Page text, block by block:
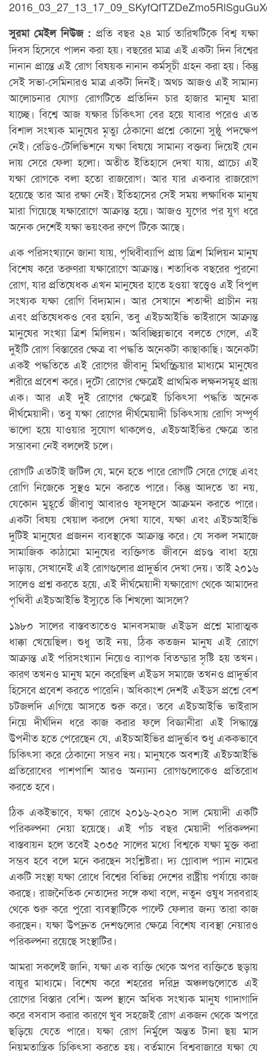
সুরমা মেইল নিউজ : প্রতি বছর ২৪ মার্চ তারিখটিকে বিশ্ব যক্ষা
দিবস হিসেবে পালন করা হয়। বছরের মাত্র এই একটা দিন বিশ্বের
নানান প্রান্তে এই রোগ বিষয়ক নানান কর্মসূচী গ্রহন করা হয়। কিন্তু
সেই সভা-সেমিনারও মাত্র একটা দিনই। অথচ আজও এই সামান্য
আলোচনার যোগ্য রোগটিতে প্রতিদিন চার হাজার মানুষ মারা
যাচ্ছে। বিশ্বে আজ যক্ষার চিকিৎসা বের হয়ে যাবার পরেও এত
বিশাল সংখ্যক মানুষের মৃত্যু ঠেকানো প্রশ্নে কোনো সুষ্ঠু পদক্ষেপ
নেই। রেডিও-টেলিভিশনে যক্ষা বিষয়ে সামান্য বক্তব্য দিয়েই যেন
দায় সেরে ফেলা হলো। অতীত ইতিহাসে দেখা যায়, প্রাচ্যে এই
যক্ষা রোগকে বলা হতো রাজরোগ। আর যার একবার রাজরোগ
হয়েছে তার আর রক্ষা নেই। ইতিহাসের সেই সময় লক্ষাধিক মানুষ
মারা গিয়েছে যক্ষারোগে আক্রান্ত হয়ে। আজও যুগের পর যুগ ধরে
অনেক দেশেই যক্ষা ভয়ংকর রুপে টিকে আছে।
এক পরিসংখ্যানে জানা যায়, পৃথিবীব্যাপি প্রায় ত্রিশ মিলিয়ন মানুষ
বিশেষ করে তরুণরা যক্ষারোগে আক্রান্ত। শতাধিক বছরের পুরনো
রোগ, যার প্রতিষেধক এখন মানুষের হাতে হওয়া স্বত্ত্বেও এই বিপুল
সংখ্যক যক্ষা রোগি বিদ্যমান। আর সেখানে শতাব্দী প্রাচীন নয়
এবং প্রতিষেধকও বের হয়নি, তবু এইচআইভি ভাইরাসে আক্রান্ত
মানুষের সংখ্যা ত্রিশ মিলিয়ন। অবিচ্ছিন্নভাবে বলতে গেলে, এই
দুইটি রোগ বিস্তারের ক্ষেত্র বা পদ্ধতি অনেকটা কাছাকাছি। অনেকটা
একই পদ্ধতিতে এই রোগের জীবানু মিথস্ক্রিয়ার মাধ্যমে মানুষের
শরীরে প্রবেশ করে। দুটো রোগের ক্ষেত্রেই প্রাথমিক লক্ষনসমূহ প্রায়
এক। আর এই দুই রোগের ক্ষেত্রেই চিকিৎসা পদ্ধতি অনেক
দীর্ঘমেয়াদী। তবু যক্ষা রোগের দীর্ঘমেয়াদী চিকিৎসায় রোগি সম্পূর্ণ
ভালো হয়ে যাওয়ার সুযোগ থাকলেও, এইচআইভির ক্ষেত্রে তার
সম্ভাবনা নেই বললেই চলে।
রোগটি এতটাই জটিল যে, মনে হতে পারে রোগটি সেরে গেছে এবং
রোগি নিজেকে সুস্থও মনে করতে পারে। কিন্তু আদতে তা নয়,
যেকোন মুহূর্তে জীবাণু আবারও ফুসফুসে আক্রমন করতে পারে।
একটা বিষয় খেয়াল করলে দেখা যাবে, যক্ষা এবং এইচআইভি
দুটিই মানুষের প্রজনন ব্যবস্থাকে আক্রান্ত করে। যে সকল সমাজে
সামাজিক কাঠামো মানুষের ব্যক্তিগত জীবনে প্রচণ্ড বাধা হয়ে
দাড়ায়, সেখানেই এই রোগগুলোর প্রাদুর্ভাব দেখা দেয়। তাই ২০১৬
সালেও প্রশ্ন করতে হয়ে, এই দীর্ঘমেয়াদী যক্ষারোগ থেকে আমাদের
পৃথিবী এইচআইভি ইস্যুতে কি শিখলো আসলে?
১৯৮০ সালের বাস্তবতাতেও মানবসমাজ এইডস প্রশ্নে মারাত্মক
ধাক্কা খেয়েছিল। শুধু তাই নয়, ঠিক কতজন মানুষ এই রোগে
আক্রান্ত এই পরিসংখ্যান নিয়েও ব্যাপক বিতন্ডার সৃষ্টি হয় তখন।
কারণ তখনও মানুষ মনে করেছিল এইডস সমাজে তখনও প্রাদুর্ভাব
হিসেবে প্রবেশ করতে পারেনি। অধিকাংশ দেশই এইডস প্রশ্নে বেশ
চটজলদি এগিয়ে আসতে শুরু করে। তবে এইচআইভি ভাইরাস
নিয়ে দীর্ঘদিন ধরে কাজ করার ফলে বিজ্ঞানীরা এই সিদ্ধান্তে
উপনীত হতে পেরেছেন যে, এইচআইভির প্রাদুর্ভাব শুধু এককভাবে
চিকিৎসা করে ঠেকানো সম্ভব নয়। মানুষকে অবশ্যই এইচআইভি
প্রতিরোধের পাশপাশি আরও অন্যান্য রোগগুলোকেও প্রতিরোধ
করতে হবে।
ঠিক একইভাবে, যক্ষা রোধে ২০১৬-২০২০ সাল মেয়াদী একটি
পরিকল্পনা নেয়া হয়েছে। এই পাঁচ বছর মেয়াদী পরিকল্পনা
বাস্তবায়ন হলে তবেই ২০৩৫ সালের মধ্যে বিশ্বকে যক্ষা মুক্ত করা
সম্ভব হবে বলে মনে করছেন সংশ্লিষ্টরা। দ্য গ্লোবাল প্যান নামের
একটি সংস্থা যক্ষা রোধে বিশ্বের বিভিন্ন দেশের রাষ্ট্রীয় পর্যায়ে কাজ
করছে। রাজনৈতিক নেতাদের সঙ্গে কথা বলে, নতুন ওষুধ সরবরাহ
থেকে শুরু করে পুরো ব্যবস্থাটিকে পাল্টে ফেলার জন্য তারা কাজ
করছেন। যক্ষা উপদ্রুত দেশগুলোর ক্ষেত্রে বিশেষ ব্যবস্থা নেয়ারও
পরিকল্পনা রয়েছে সংস্থাটির।
আমরা সকলেই জানি, যক্ষা এক ব্যক্তি থেকে অপর ব্যক্তিতে ছড়ায়
বায়ুর মাধ্যমে। বিশেষ করে শহরের দরিদ্র অঞ্চলগুলোতে এই
রোগের বিস্তার বেশি। অল্প স্থানে অধিক সংখ্যক মানুষ গাদাগাদি
করে বসবাস করার কারণে খুব সহজেই রোগ একজন থেকে অপরে
ছড়িয়ে যেতে পারে। যক্ষা রোগ নির্মুলে অন্তত টানা ছয় মাস
নিয়মতান্ত্রিক চিকিৎসা করতে হয়। বর্তমানে বিশ্ববাজারে যক্ষা যে